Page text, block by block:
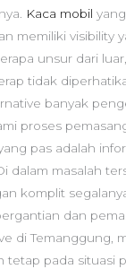
Kaca mobil
memiliki visibility
unsur dari
tidak
banyak
proses
pas adalah
dalam masalah
komplit
dan
di Temanggung,
tetap pada situasi